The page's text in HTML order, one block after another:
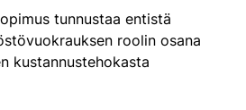
tunnustaa entistä
roolin osana
kustannustehokasta